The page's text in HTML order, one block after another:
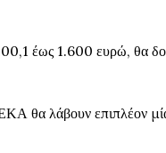
έως 1.600 ευρώ, θα
θα λάβουν επιπλέον